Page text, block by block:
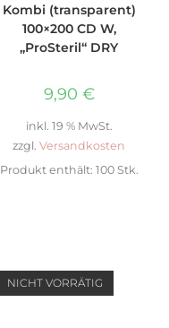
Kombi (transparent)
100×200 CD W,
„ProSteril“ DRY
9,90 €
inkl. 19 % MwSt.
zzgl. Versandkosten
Produkt enthält: 100 Stk.
NICHT VORRÄTIG